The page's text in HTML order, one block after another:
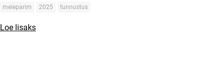
meieparim 2025 tunnustus
Loe lisaks